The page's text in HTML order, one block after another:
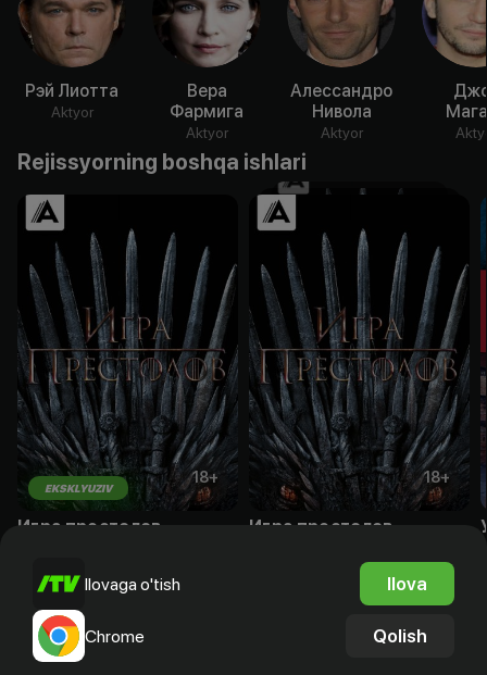
Рэй Лиотта
Aktyor
Вера
Фармига
Aktyor
Алессандро
Нивола
Aktyor
Rejissyorning boshqa ishlari
18+
EKSKLYUZIV
Игра престолов
18+
Игра престолов
Ilovaga o'tish Ilova
Chrome Qolish